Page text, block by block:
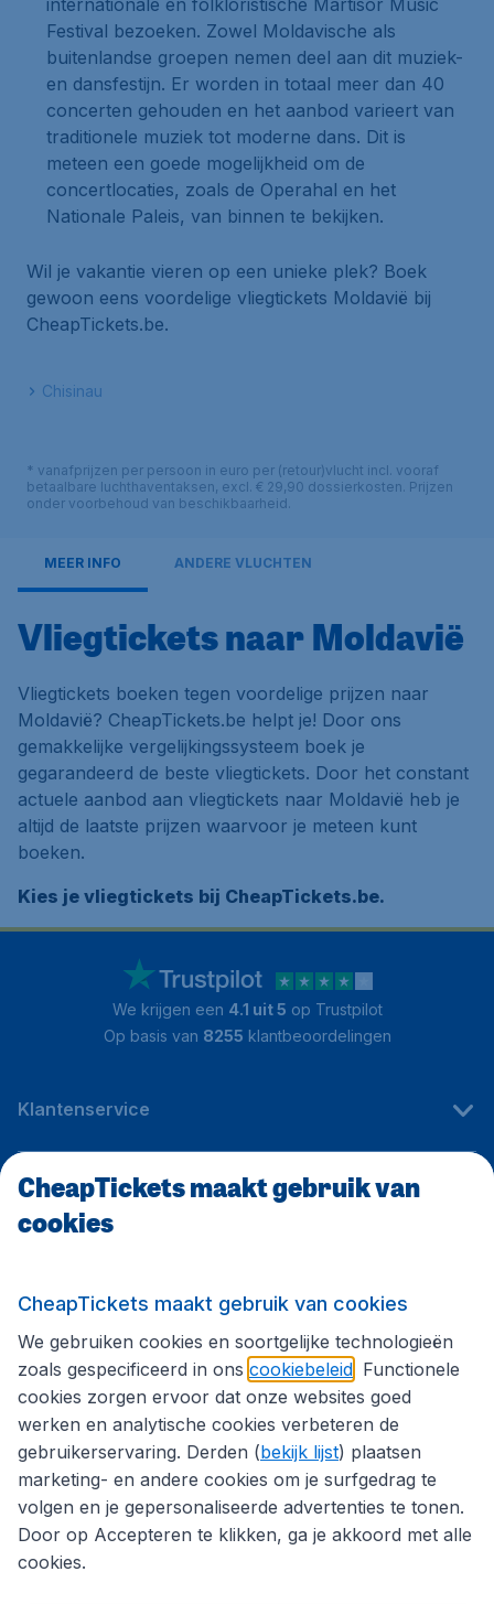
internationale en folkloristische Martisor Music
Festival bezoeken. Zowel Moldavische als
buitenlandse groepen nemen deel aan dit muziek-
en dansfestijn. Er worden in totaal meer dan 40
concerten gehouden en het aanbod varieert van
traditionele muziek tot moderne dans. Dit is
meteen een goede mogelijkheid om de
concertlocaties, zoals de Operahal en het
Nationale Paleis, van binnen te bekijken.
Wil je vakantie vieren op een unieke plek? Boek
gewoon eens voordelige vliegtickets Moldavië bij
CheapTickets.be.
Chisinau
* vanafprijzen per persoon in euro per (retour)vlucht incl. vooraf
betaalbare luchthaventaksen, excl. € 29,90 dossierkosten. Prijzen
onder voorbehoud van beschikbaarheid.
MEER INFO ANDERE VLUCHTEN
Vliegtickets naar Moldavië
Vliegtickets boeken tegen voordelige prijzen naar
Moldavië? CheapTickets.be helpt je! Door ons
gemakkelijke vergelijkingssysteem boek je
gegarandeerd de beste vliegtickets. Door het constant
actuele aanbod aan vliegtickets naar Moldavië heb je
altijd de laatste prijzen waarvoor je meteen kunt
boeken.
Kies je vliegtickets bij CheapTickets.be.
We krijgen een 4.1 uit 5 op Trustpilot
Op basis van 8255 klantbeoordelingen
Klantenservice
CheapTickets.be
Volg CheapTickets.be
CheapTickets maakt gebruik van
cookies
CheapTickets maakt gebruik van cookies
We gebruiken cookies en soortgelijke technologieën
zoals gespecificeerd in ons cookiebeleid . Functionele
cookies zorgen ervoor dat onze websites goed
werken en analytische cookies verbeteren de
gebruikerservaring. Derden (bekijk lijst) plaatsen
marketing- en andere cookies om je surfgedrag te
volgen en je gepersonaliseerde advertenties te tonen.
Door op Accepteren te klikken, ga je akkoord met alle
cookies.